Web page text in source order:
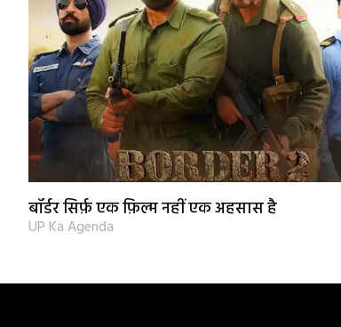
बॉर्डर सिर्फ़ एक फ़िल्म नहीं एक अहसास है
UP Ka Agenda